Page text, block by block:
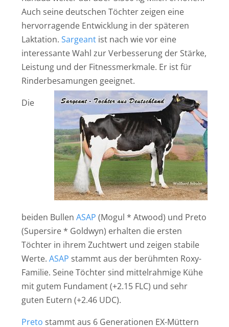
Auch seine deutschen Töchter zeigen eine
hervorragende Entwicklung in der späteren
Laktation.Sargeant ist nach wie vor eine
interessante Wahl zur Verbesserung der Stärke,
Leistung und der Fitnessmerkmale. Er ist für
Rinderbesamungen geeignet.
Die
beiden BullenASAP (Mogul * Atwood) und Preto
(Supersire * Goldwyn) erhalten die ersten
Töchter in ihrem Zuchtwert und zeigen stabile
Werte.ASAP stammt aus der berühmten Roxy-
Familie. Seine Töchter sind mittelrahmige Kühe
mit gutem Fundament (+2.15 FLC) und sehr
guten Eutern (+2.46 UDC).
Preto stammt aus 6 Generationen EX-Müttern